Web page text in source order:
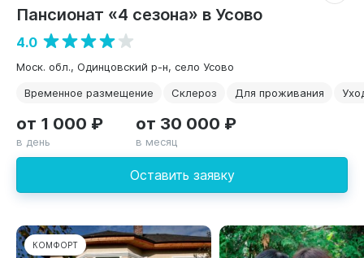
Пансионат «4 сезона» в Усово
4.0
Моск. обл., Одинцовский р-н, село Усово
Временное размещение
Склероз Для проживания
Оставить заявку
от 1 000 ₽
в день
от 30 000 ₽
в месяц
КОМФОРТ